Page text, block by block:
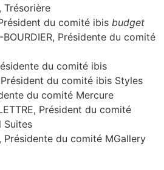
Trésorière
du comité ibis budget
BOURDIER, Présidente du comité
du comité ibis
du comité ibis Styles
du comité Mercure
Président du comité
Suites
Présidente du comité MGallery